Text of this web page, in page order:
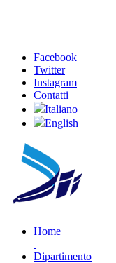
Facebook
Twitter
Instagram
Contatti
Italiano
English
Home
Dipartimento